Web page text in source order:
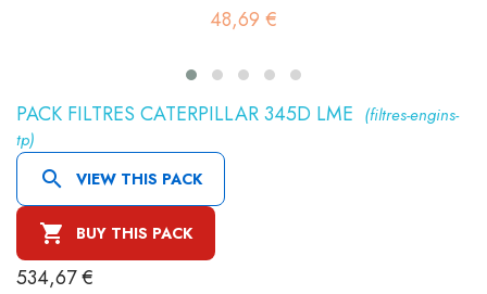
48,69 €
PACK FILTRES CATERPILLAR 345D LME (filtres-engins-
tp)
 VIEW THIS PACK
 BUY THIS PACK
534,67 €